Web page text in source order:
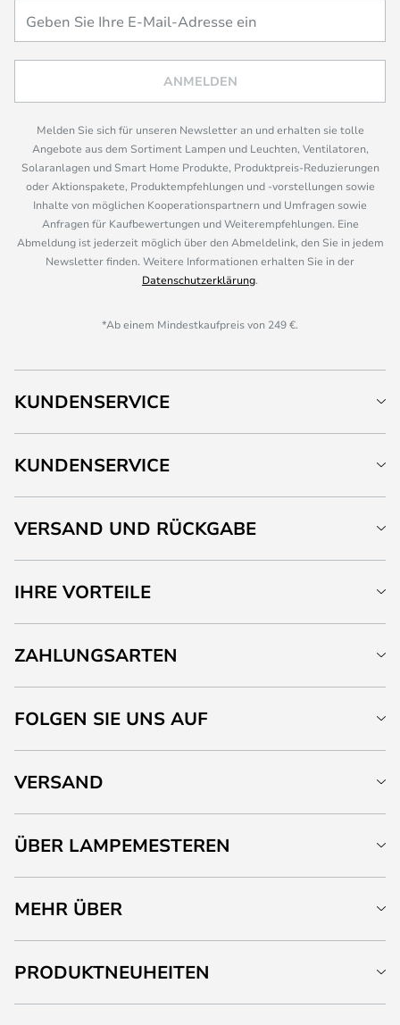
ANMELDEN
Melden Sie sich für unseren Newsletter an und erhalten sie tolle
Angebote aus dem Sortiment Lampen und Leuchten, Ventilatoren,
Solaranlagen und Smart Home Produkte, Produktpreis-Reduzierungen
oder Aktionspakete, Produktempfehlungen und -vorstellungen sowie
Inhalte von möglichen Kooperationspartnern und Umfragen sowie
Anfragen für Kaufbewertungen und Weiterempfehlungen. Eine
Abmeldung ist jederzeit möglich über den Abmeldelink, den Sie in jedem
Newsletter finden. Weitere Informationen erhalten Sie in der
Datenschutzerklärung.
*Ab einem Mindestkaufpreis von 249 €.
KUNDENSERVICE
KUNDENSERVICE
VERSAND UND RÜCKGABE
IHRE VORTEILE
ZAHLUNGSARTEN
FOLGEN SIE UNS AUF
VERSAND
ÜBER LAMPEMESTEREN
MEHR ÜBER
PRODUKTNEUHEITEN